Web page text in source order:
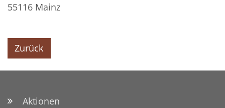
55116 Mainz
Zurück
Aktionen